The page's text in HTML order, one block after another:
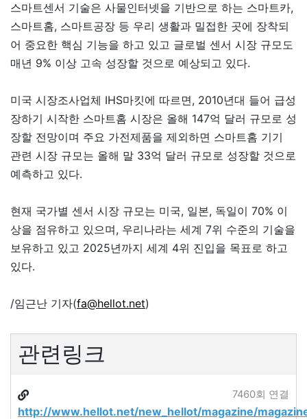
스마트센서 기술은 사물인터넷을 기반으로 하는 스마트카,
스마트홈, 스마트공장 등 우리 생활과 밀접한 곳에 장착되
어 중요한 핵심 기능을 하고 있고 글로벌 센서 시장 규모도
매년 9% 이상 고속 성장할 것으로 예상되고 있다.
미국 시장조사업체 IHS마킷에 따르면, 2010년대 들어 급성
장하기 시작한 스마트홈 시장은 올해 147억 달러 규모로 성
장할 전망이며 주요 가전제품을 제외하면 스마트홈 기기
관련 시장 규모는 올해 말 33억 달러 규모로 성장할 것으로
예측하고 있다.
현재 국가별 센서 시장 규모는 미국, 일본, 독일이 70% 이
상을 점유하고 있으며, 우리나라는 세계 7위 수준의 기술을
보유하고 있고 2025년까지 세계 4위 진입을 목표로 하고
있다.
/임근난 기자(fa@hellot.net)
관련링크
http://www.hellot.net/new_hellot/magazine/
7460회 연결